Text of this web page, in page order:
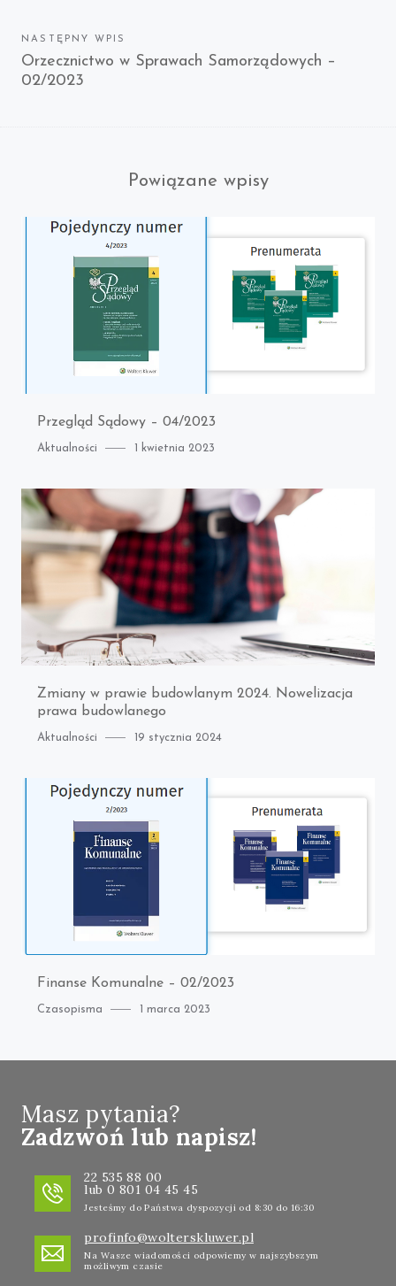
NASTĘPNY WPIS
Next
post:
Orzecznictwo w Sprawach Samorządowych –
02/2023
Powiązane wpisy
Przegląd Sądowy – 04/2023
Category
Aktualności
Posted
1 kwietnia 2023
Zmiany w prawie budowlanym 2024. Nowelizacja
prawa budowlanego
Category
Aktualności
Posted
19 stycznia 2024
Finanse Komunalne – 02/2023
Category
Czasopisma
Posted
1 marca 2023
Masz pytania?
Zadzwoń lub napisz!
22 535 88 00
lub 0 801 04 45 45
Jesteśmy do Państwa dyspozycji od 8:30 do 16:30
profinfo@wolterskluwer.pl
Na Wasze wiadomości odpowiemy w najszybszym
możliwym czasie